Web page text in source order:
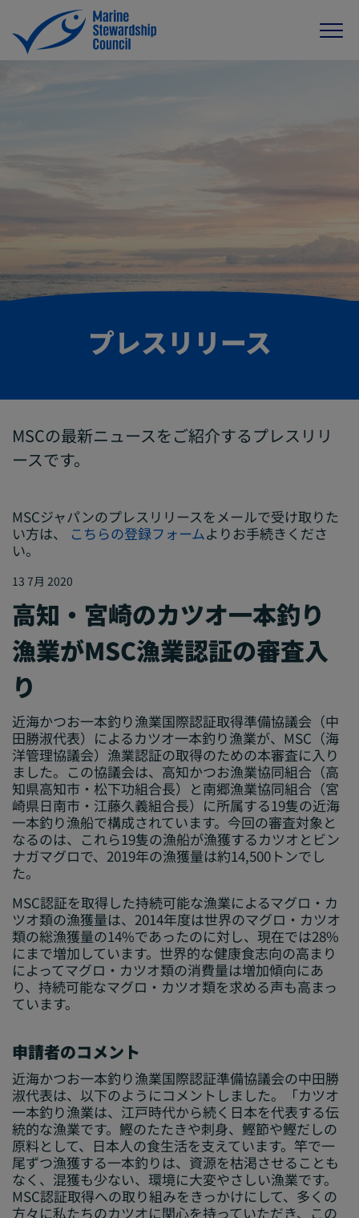
プレスリリース
MSCの最新ニュースをご紹介するプレスリリ
ースです。
MSCジャパンのプレスリリースをメールで受け取りた
い方は、
こちらの登録フォームよりお手続きくださ
い。
13 7月 2020
高知・宮崎のカツオ一本釣り
漁業がMSC漁業認証の審査入
り
近海かつお一本釣り漁業国際認証取得準備協議会（中
田勝淑代表）によるカツオ一本釣り漁業が、MSC（海
洋管理協議会）漁業認証の取得のための本審査に入り
ました。この協議会は、高知かつお漁業協同組合（高
知県高知市・松下功組合長）と南郷漁業協同組合（宮
崎県日南市・江藤久義組合長）に所属する19隻の近海
一本釣り漁船で構成されています。今回の審査対象と
なるのは、これら19隻の漁船が漁獲するカツオとビン
ナガマグロで、2019年の漁獲量は約14,500トンでし
た。
MSC認証を取得した持続可能な漁業によるマグロ・カ
ツオ類の漁獲量は、2014年度は世界のマグロ・カツオ
類の総漁獲量の14%であったのに対し、現在では28%
にまで増加しています。世界的な健康食志向の高まり
によってマグロ・カツオ類の消費量は増加傾向にあ
り、持続可能なマグロ・カツオ類を求める声も高まっ
ています。
申請者のコメント
近海かつお一本釣り漁業国際認証準備協議会の中田勝
淑代表は、以下のようにコメントしました。「カツオ
一本釣り漁業は、江戸時代から続く日本を代表する伝
統的な漁業です。鰹のたたきや刺身、鰹節や鰹だしの
原料として、日本人の食生活を支えています。竿で一
尾ずつ漁獲する一本釣りは、資源を枯渇させることも
なく、混獲も少ない、環境に大変やさしい漁業です。
MSC認証取得への取り組みをきっかけにして、多くの
方々に私たちのカツオに関心を持っていただき、この